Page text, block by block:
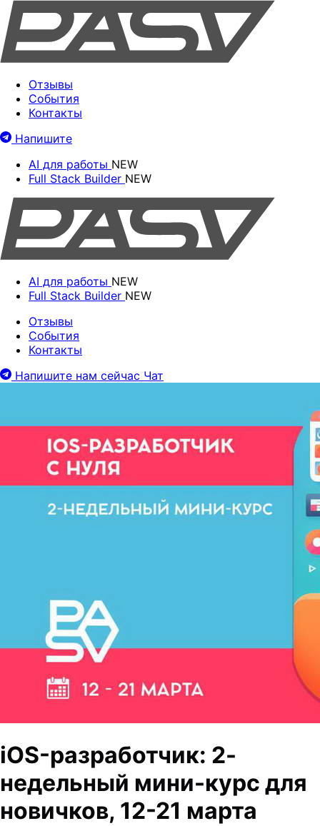
Отзывы
События
Контакты
Напишите
AI для работы NEW
Full Stack Builder NEW
AI для работы NEW
Full Stack Builder NEW
Отзывы
События
Контакты
Напишите нам сейчас Чат
iOS-разработчик: 2-
недельный мини-курс для
новичков, 12-21 марта